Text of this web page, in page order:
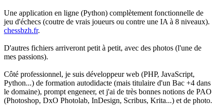
Une application en ligne (Python) complètement fonctionnelle de
jeu d'échecs (coutre de vrais joueurs ou contre une IA à 8 niveaux).
chessbzh.fr.
D'autres fichiers arriveront petit à petit, avec des photos (l'une de
mes passions).
Côté professionnel, je suis développeur web (PHP, JavaScript,
Python...) de formation autodidacte (mais titulaire d'un Bac +4 dans
le domaine), prompt engeneer, et j'ai de très bonnes notions de PAO
(Photoshop, DxO Photolab, InDesign, Scribus, Krita...) et de photo.